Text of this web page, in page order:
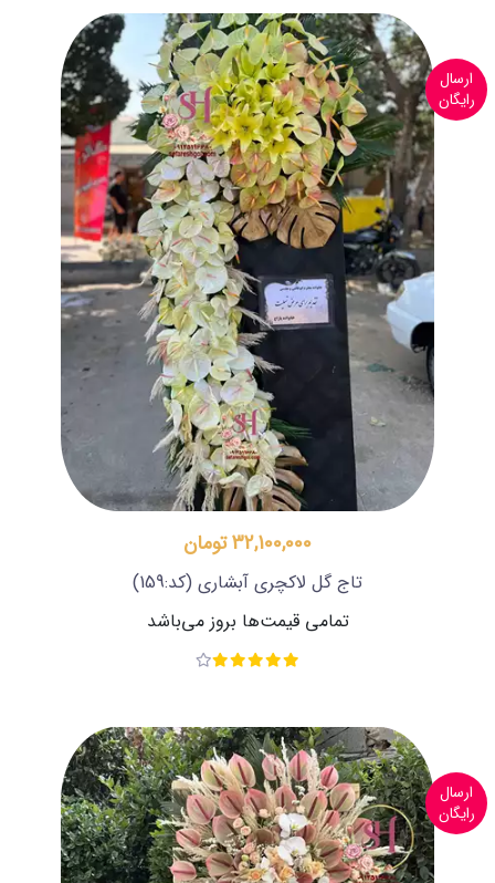
ارسال
رایگان
32,100,000 تومان
تاج گل لاکچری آبشاری (کد:159)
تمامی قیمت‌ها بروز می‌باشد
ارسال
رایگان